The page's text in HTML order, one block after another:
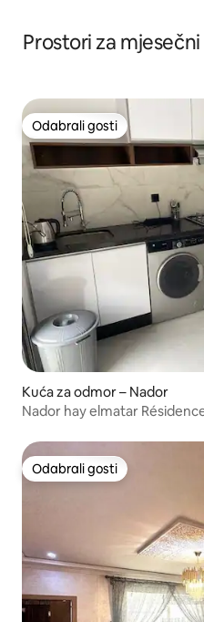
Prostori za
Odabrali gosti
Odabrali gosti
Kuća za odmor – Nador
Nador hay elmatar
Odabrali gosti
Odabrali gosti